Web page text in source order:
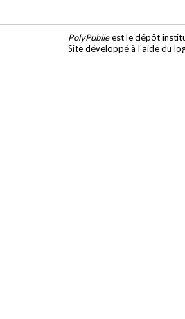
PolyPublieest le dépôt
Site développé à l'aide du